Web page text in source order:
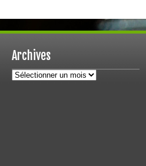
Archives
Archives